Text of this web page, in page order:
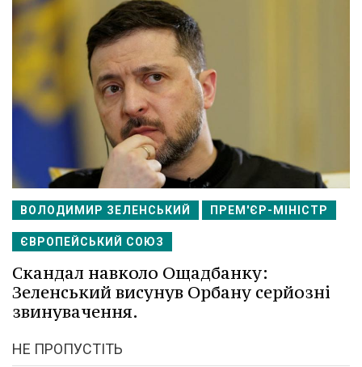
ВОЛОДИМИР ЗЕЛЕНСЬКИЙ ПРЕМ'ЄР-МІНІСТР
ЄВРОПЕЙСЬКИЙ СОЮЗ
Скандал навколо Ощадбанку:
Зеленський висунув Орбану серйозні
звинувачення.
НЕ ПРОПУСТІТЬ